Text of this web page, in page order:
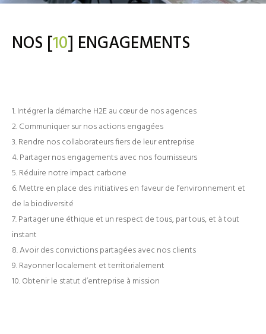
NOS [10] ENGAGEMENTS
​Intégrer la démarche H2E au cœur de nos agences
Communiquer sur nos actions engagées
Rendre nos collaborateurs fiers de leur entreprise
Partager nos engagements avec nos fournisseurs
Réduire notre impact carbone
Mettre en place des initiatives en faveur de l’environnement et
de la biodiversité
Partager une éthique et un respect de tous, par tous, et à tout
instant
Avoir des convictions partagées avec nos clients
Rayonner localement et territorialement
Obtenir le statut d’entreprise à mission